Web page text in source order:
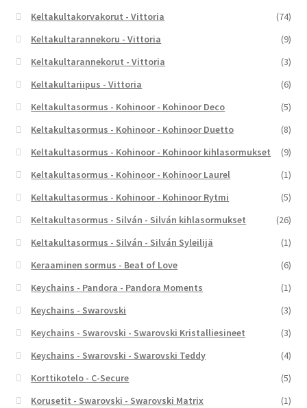
Keltakultakorvakorut - Vittoria
(74)
Keltakultarannekoru - Vittoria
(9)
Keltakultarannekorut - Vittoria
(3)
Keltakultariipus - Vittoria
(6)
Keltakultasormus - Kohinoor - Kohinoor Deco
(5)
Keltakultasormus - Kohinoor - Kohinoor Duetto
(8)
Keltakultasormus - Kohinoor - Kohinoor kihlasormukset
(9)
Keltakultasormus - Kohinoor - Kohinoor Laurel
(1)
Keltakultasormus - Kohinoor - Kohinoor Rytmi
(5)
Keltakultasormus - Silván - Silván kihlasormukset
(26)
Keltakultasormus - Silván - Silván Syleilijä
(1)
Keraaminen sormus - Beat of Love
(6)
Keychains - Pandora - Pandora Moments
(1)
Keychains - Swarovski
(3)
Keychains - Swarovski - Swarovski Kristalliesineet
(3)
Keychains - Swarovski - Swarovski Teddy
(4)
Korttikotelo - C-Secure
(5)
Korusetit - Swarovski - Swarovski Matrix
(1)